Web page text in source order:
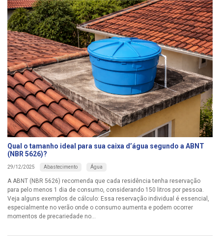
Qual o tamanho ideal para sua caixa d’água segundo a ABNT
(NBR 5626)?
29/12/2025 Abastecimento Água
A ABNT (NBR 5626) recomenda que cada residência tenha reservação
para pelo menos 1 dia de consumo, considerando 150 litros por pessoa.
Veja alguns exemplos de cálculo: Essa reservação individual é essencial,
especialmente no verão onde o consumo aumenta e podem ocorrer
momentos de precariedade no...